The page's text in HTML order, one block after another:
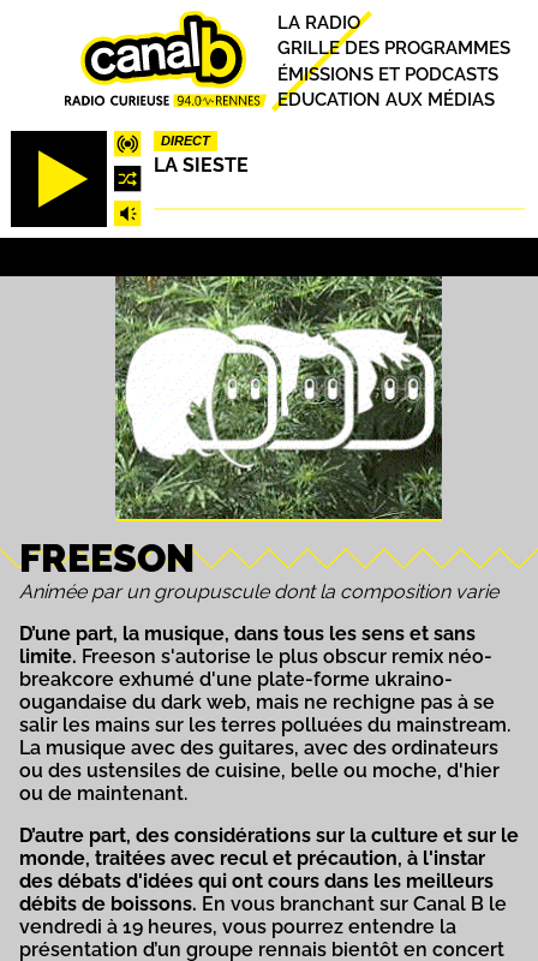
DIRECT
LA SIESTE
Principal
LA RADIO
GRILLE DES PROGRAMMES
ÉMISSIONS ET PODCASTS
EDUCATION AUX MÉDIAS
FREESON
Animée par un groupuscule dont la composition varie
D’une part, la musique, dans tous les sens et sans
limite. Freeson s'autorise le plus obscur remix néo-
breakcore exhumé d'une plate-forme ukraino-
ougandaise du dark web, mais ne rechigne pas à se
salir les mains sur les terres polluées du mainstream.
La musique avec des guitares, avec des ordinateurs
ou des ustensiles de cuisine, belle ou moche, d'hier
ou de maintenant.
D’autre part, des considérations sur la culture et sur le
monde, traitées avec recul et précaution, à l'instar
des débats d'idées qui ont cours dans les meilleurs
débits de boissons. En vous branchant sur Canal B le
vendredi à 19 heures, vous pourrez entendre la
présentation d’un groupe rennais bientôt en concert